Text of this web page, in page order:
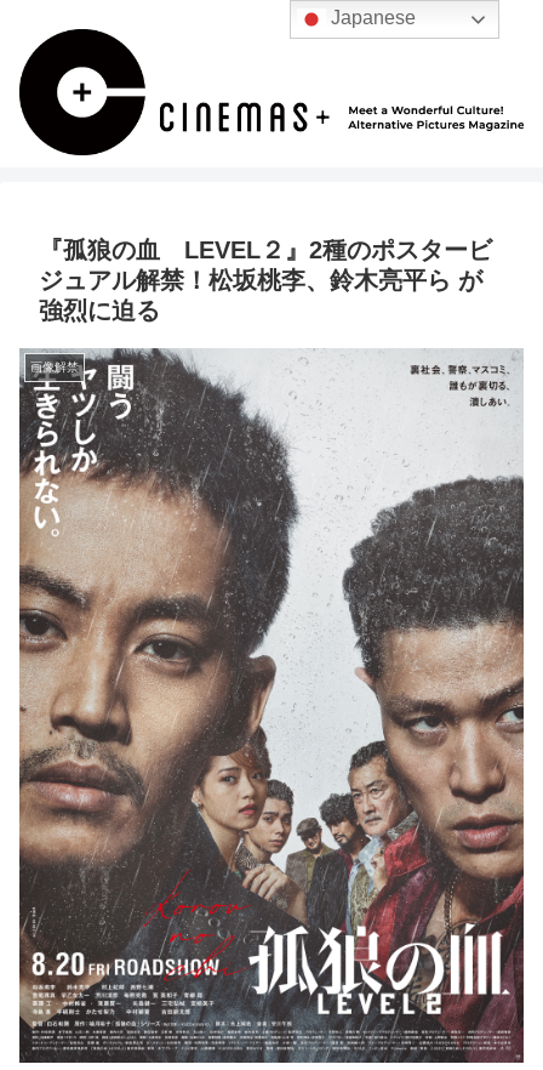
『孤狼の血 LEVEL２』2種のポスタービ
ジュアル解禁！松坂桃李、鈴木亮平ら が
強烈に迫る
画像解禁
Japanese